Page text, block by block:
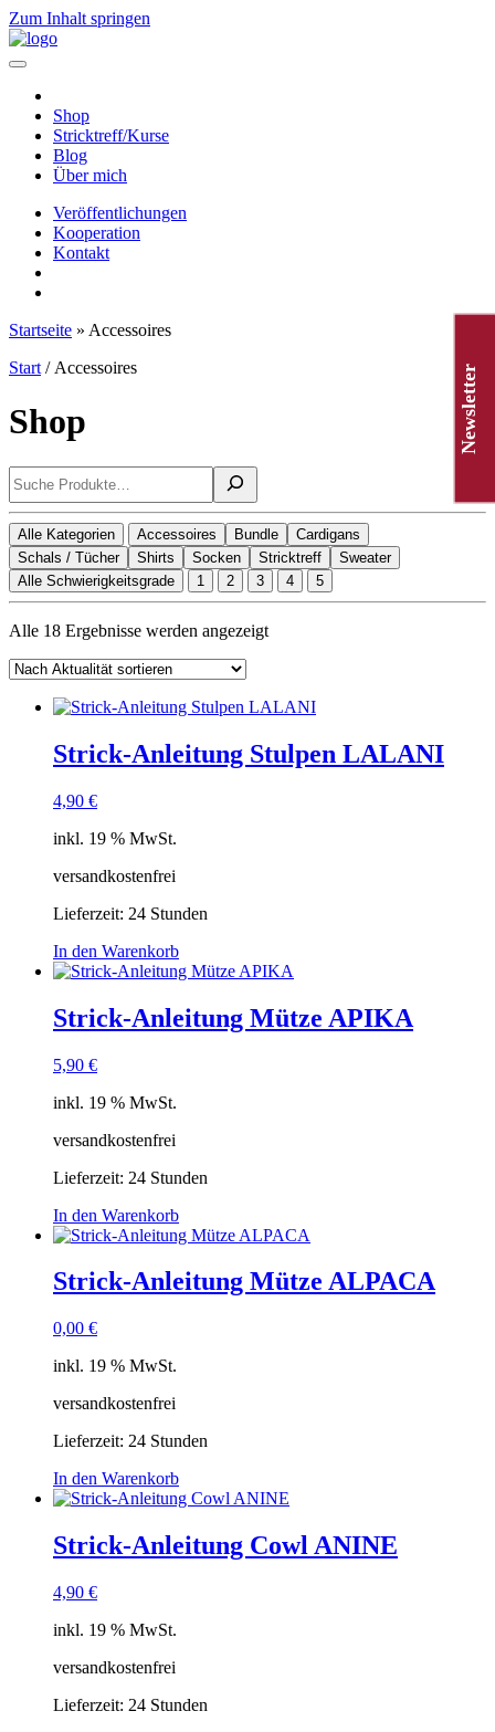
Zum Inhalt springen
Hauptnavigation
Shop
Stricktreff/Kurse
Blog
Über mich
Veröffentlichungen
Kooperation
Kontakt
Startseite » Accessoires
Start / Accessoires
Shop
Suchen
Alle Kategorien Accessoires Bundle
Cardigans
Schals / Tücher
Shirts Socken Stricktreff
Sweater
Alle Schwierigkeitsgrade
1 2 3 4 5
Alle 18 Ergebnisse werden angezeigtNach
Strick-Anleitung Stulpen LALANI
4,90 €
inkl. 19 % MwSt.
versandkostenfrei
Lieferzeit: 24 Stunden
In den Warenkorb
Strick-Anleitung Mütze APIKA
5,90 €
inkl. 19 % MwSt.
versandkostenfrei
Lieferzeit: 24 Stunden
In den Warenkorb
Strick-Anleitung Mütze ALPACA
0,00 €
inkl. 19 % MwSt.
versandkostenfrei
Lieferzeit: 24 Stunden
In den Warenkorb
Strick-Anleitung Cowl ANINE
4,90 €
inkl. 19 % MwSt.
versandkostenfrei
Lieferzeit: 24 Stunden
Newsletter